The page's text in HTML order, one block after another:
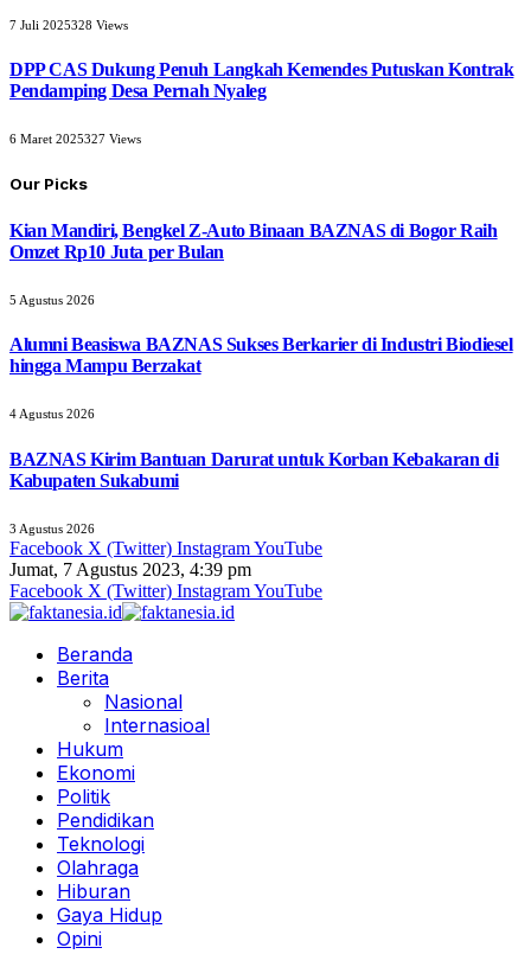
7 Juli 2025328 Views
DPP CAS Dukung Penuh Langkah Kemendes Putuskan Kontrak
Pendamping Desa Pernah Nyaleg
6 Maret 2025327 Views
Our Picks
Kian Mandiri, Bengkel Z-Auto Binaan BAZNAS di Bogor Raih
Omzet Rp10 Juta per Bulan
5 Agustus 2026
Alumni Beasiswa BAZNAS Sukses Berkarier di Industri Biodiesel
hingga Mampu Berzakat
4 Agustus 2026
BAZNAS Kirim Bantuan Darurat untuk Korban Kebakaran di
Kabupaten Sukabumi
3 Agustus 2026
Facebook X (Twitter) InstagramYouTube
Jumat, 7 Agustus 2023, 4:39 pm
Facebook X (Twitter) InstagramYouTube
Beranda
Berita
Nasional
Internasioal
Hukum
Ekonomi
Politik
Pendidikan
Teknologi
Olahraga
Hiburan
Gaya Hidup
Opini